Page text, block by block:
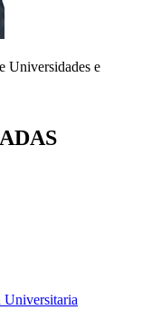
Universidades e